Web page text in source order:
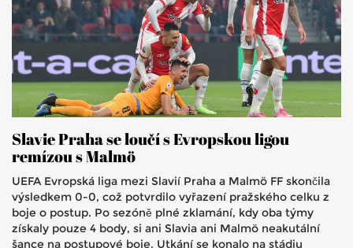
Slavie Praha se loučí s Evropskou ligou
remízou s Malmö
UEFA Evropská liga mezi Slavií Praha a Malmö FF skončila
výsledkem 0-0, což potvrdilo vyřazení pražského celku z
boje o postup. Po sezóně plné zklamání, kdy oba týmy
získaly pouze 4 body, si ani Slavia ani Malmö neakutální
šance na postupové boje. Utkání se konalo na stádiu